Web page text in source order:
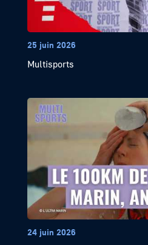
25 juin 2026
Multisports
24 juin 2026